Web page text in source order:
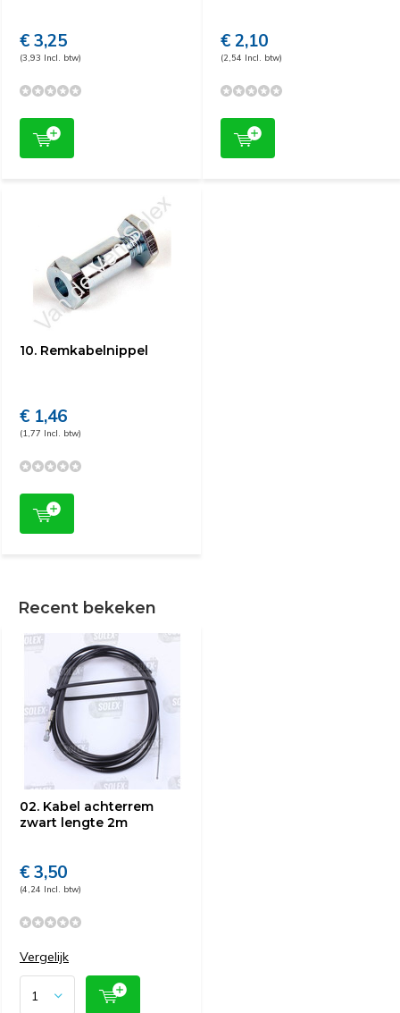
€ 3,25
(3,93 Incl. btw)
€ 2,10
(2,54 Incl. btw)
10. Remkabelnippel
€ 1,46
(1,77 Incl. btw)
Recent bekeken
02. Kabel achterrem
zwart lengte 2m
€ 3,50
(4,24 Incl. btw)
Vergelijk